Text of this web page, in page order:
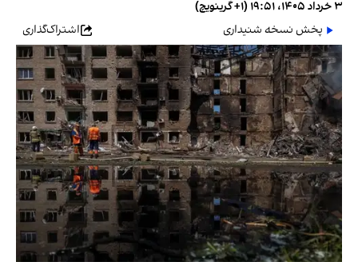
۳ خرداد ۱۴۰۵، ۱۹:۵۱ (‎+۱ گرینویچ)
پخش نسخه شنیداری
اشتراک‌گذاری